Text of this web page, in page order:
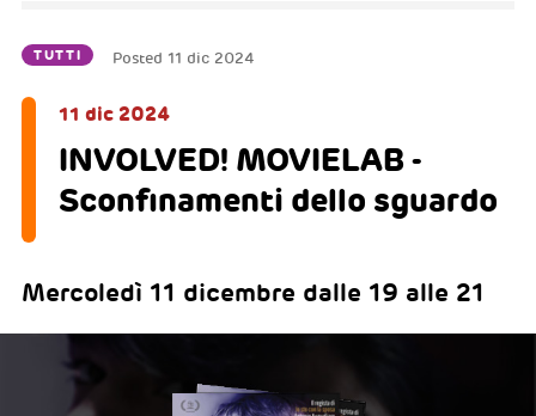
TUTTI Posted 11 dic 2024
11 dic 2024
INVOLVED! MOVIELAB -
Sconfinamenti dello sguardo
Mercoledì 11 dicembre dalle 19 alle 21